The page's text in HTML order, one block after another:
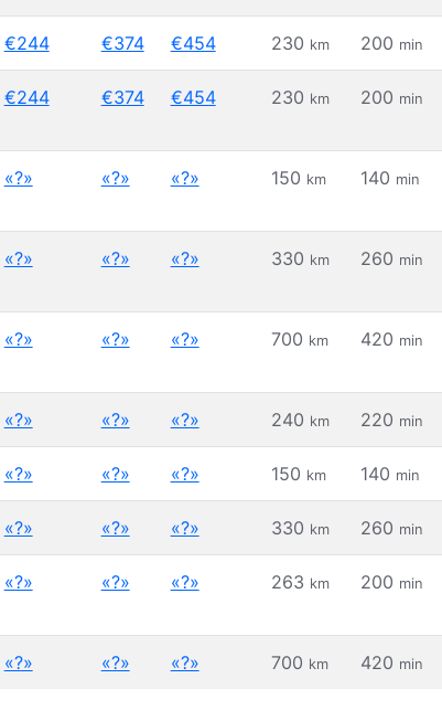
€244 €374 €454 230 km 200 min
€244 €374 €454 230 km 200 min
«?» «?» «?» 150 km 140 min
«?» «?» «?» 330 km 260 min
«?» «?» «?» 700 km 420 min
«?» «?» «?» 240 km 220 min
«?» «?» «?» 150 km 140 min
«?» «?» «?» 330 km 260 min
«?» «?» «?» 263 km 200 min
«?» «?» «?» 700 km 420 min